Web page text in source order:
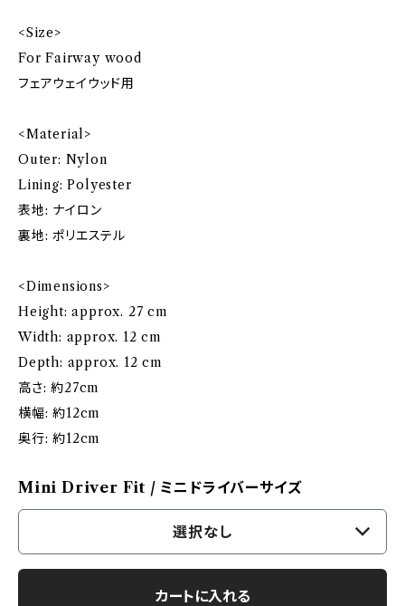
<Size>
For Fairway wood
フェアウェイウッド用
<Material>
Outer: Nylon
Lining: Polyester
表地: ナイロン
裏地: ポリエステル
<Dimensions>
Height: approx. 27 cm
Width: approx. 12 cm
Depth: approx. 12 cm
高さ: 約27cm
横幅: 約12cm
奥行: 約12cm
Mini Driver Fit / ミニドライバーサイズ
選択なし
カートに入れる